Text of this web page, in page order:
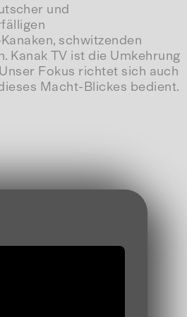
und
schwitzenden
Kanak TV ist die Umkehrung
Fokus richtet sich auch
Macht-Blickes bedient.